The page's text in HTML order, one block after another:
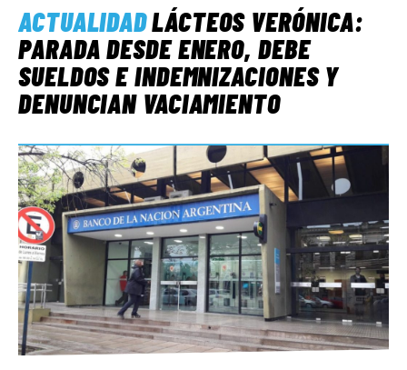
ACTUALIDADLÁCTEOS VERÓNICA:
PARADA DESDE ENERO, DEBE
SUELDOS E INDEMNIZACIONES Y
DENUNCIAN VACIAMIENTO